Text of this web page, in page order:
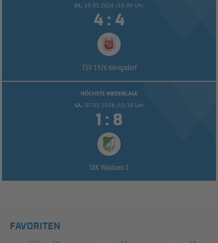
DI.. 10.03.2026 /18:00 Uhr
 : 
TSV 1926 Königsdorf
HÖCHSTE NIEDERLAGE
SA.. 07.02.2026 /10:30 Uhr
 : 
DJK Waldram 1
FAVORITEN